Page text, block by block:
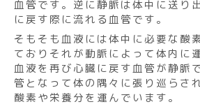
血管です。逆に静脈は体中に送り
に戻す際に流れる血管です。
そもそも血液には体中に必要な酸
ておりそれが動脈によって体内に
血液を再び心臓に戻す血管が静脈
管となって体の隅々に張り巡らさ
酸素や栄養分を運んでいます。